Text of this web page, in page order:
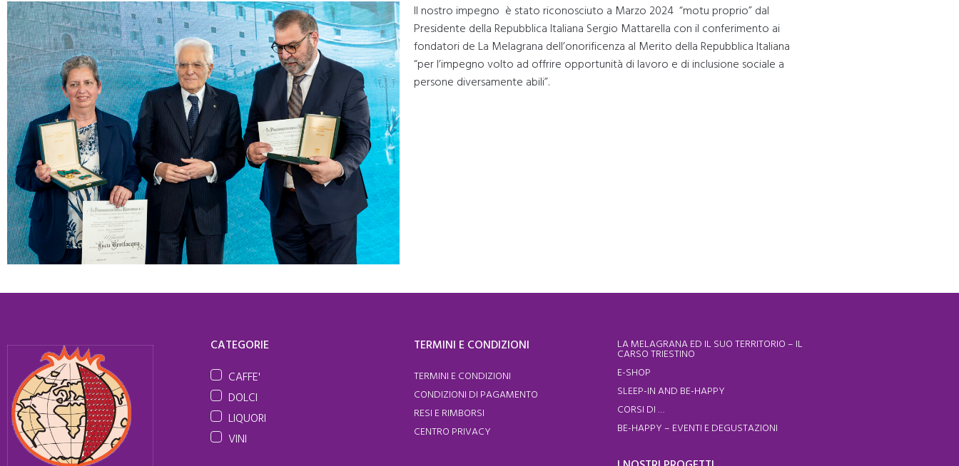
Il nostro impegno è stato riconosciuto a Marzo 2024 “motu proprio” dal
Presidente della Repubblica Italiana Sergio Mattarella con il conferimento ai
fondatori de La Melagrana dell’onorificenza al Merito della Repubblica Italiana
“per l’impegno volto ad offrire opportunità di lavoro e di inclusione sociale a
persone diversamente abili”.
CATEGORIE
CAFFE'
DOLCI
LIQUORI
VINI
TERMINI E CONDIZIONI
TERMINI E CONDIZIONI
CONDIZIONI DI PAGAMENTO
RESI E RIMBORSI
CENTRO PRIVACY
LA MELAGRANA ED IL SUO TERRITORIO – IL
CARSO TRIESTINO
E-SHOP
SLEEP-IN AND BE-HAPPY
CORSI DI …
BE-HAPPY – EVENTI E DEGUSTAZIONI